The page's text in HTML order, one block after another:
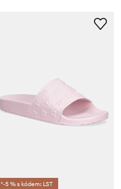
*-5 % s kódem: LST